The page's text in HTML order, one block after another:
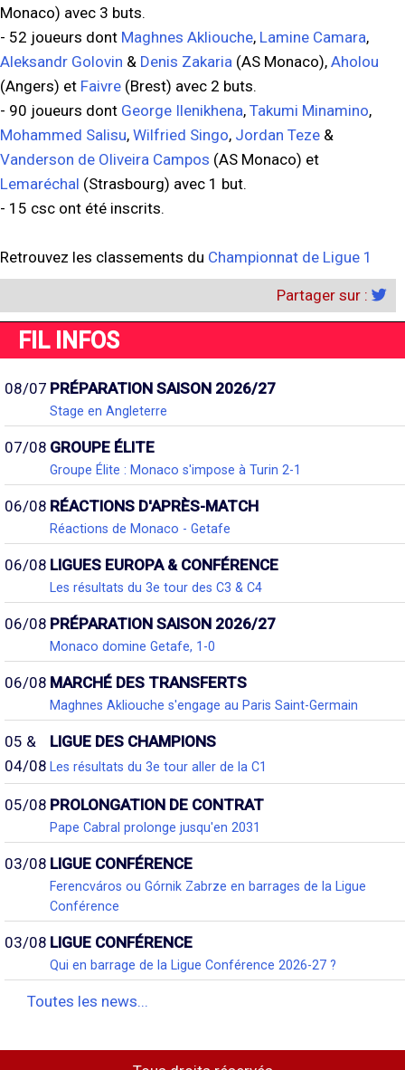
Monaco) avec 3 buts.
- 52 joueurs dont Maghnes Akliouche, Lamine Camara,
Aleksandr Golovin & Denis Zakaria (AS Monaco), Aholou
(Angers) et Faivre (Brest) avec 2 buts.
- 90 joueurs dont George Ilenikhena, Takumi Minamino,
Mohammed Salisu, Wilfried Singo, Jordan Teze &
Vanderson de Oliveira Campos (AS Monaco) et
Lemaréchal (Strasbourg) avec 1 but.
- 15 csc ont été inscrits.
Retrouvez les classements du Championnat de Ligue 1
Partager sur :
FIL INFOS
08/07 PRÉPARATION SAISON 2026/27
Stage en Angleterre
07/08 GROUPE ÉLITE
Groupe Élite : Monaco s'impose à Turin 2-1
06/08 RÉACTIONS D'APRÈS-MATCH
Réactions de Monaco - Getafe
06/08 LIGUES EUROPA & CONFÉRENCE
Les résultats du 3e tour des C3 & C4
06/08 PRÉPARATION SAISON 2026/27
Monaco domine Getafe, 1-0
06/08 MARCHÉ DES TRANSFERTS
Maghnes Akliouche s'engage au Paris Saint-Germain
05 &
04/08
LIGUE DES CHAMPIONS
Les résultats du 3e tour aller de la C1
05/08 PROLONGATION DE CONTRAT
Pape Cabral prolonge jusqu'en 2031
03/08 LIGUE CONFÉRENCE
Ferencváros ou Górnik Zabrze en barrages de la Ligue
Conférence
03/08 LIGUE CONFÉRENCE
Qui en barrage de la Ligue Conférence 2026-27 ?
Toutes les news...